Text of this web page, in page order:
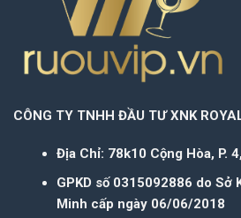
CÔNG TY TNHH ĐẦU TƯ XNK
Địa Chỉ: 78k10 Cộng Hòa, P.
GPKD số 0315092886 do Sở
Minh cấp ngày 06/06/2018